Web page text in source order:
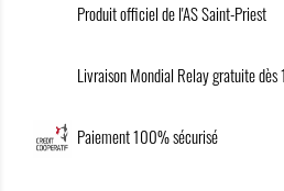
Produit officiel de l'AS Saint-Priest
Livraison Mondial Relay gratuite
Paiement 100% sécurisé